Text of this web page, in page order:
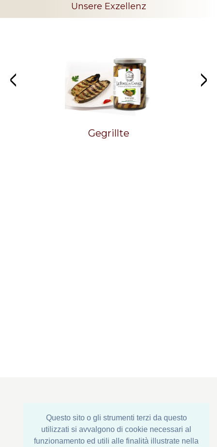
Questo sito o gli strumenti terzi da questo
utilizzati si avvalgono di cookie necessari al
funzionamento ed utili alle finalità illustrate nella
Unsere Exzellenz
Gegrillte
Einrichtung: Via della Transumanza, 61/63
76015 Trinitapoli (BT) - ITALY